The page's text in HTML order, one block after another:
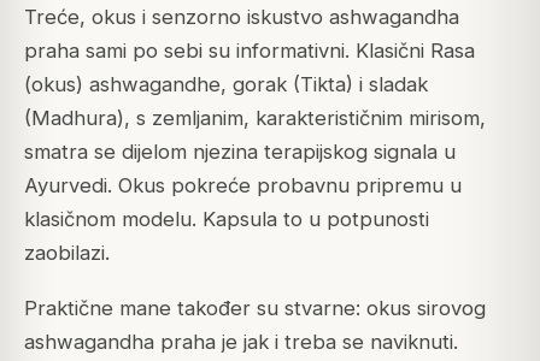
Treće, okus i senzorno iskustvo ashwagandha
praha sami po sebi su informativni. Klasični Rasa
(okus) ashwagandhe, gorak (Tikta) i sladak
(Madhura), s zemljanim, karakterističnim mirisom,
smatra se dijelom njezina terapijskog signala u
Ayurvedi. Okus pokreće probavnu pripremu u
klasičnom modelu. Kapsula to u potpunosti
zaobilazi.
Praktične mane također su stvarne: okus sirovog
ashwagandha praha je jak i treba se naviknuti.